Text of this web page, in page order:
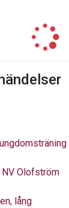
NV Olofström
lång